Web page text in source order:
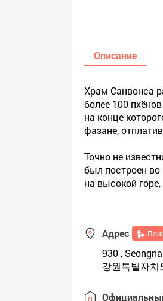
Описание
Храм Санвонса
более 100
на конце
фазане,
Точно не
был построен
на высокой
Адрес
930 ,
강원특별자치